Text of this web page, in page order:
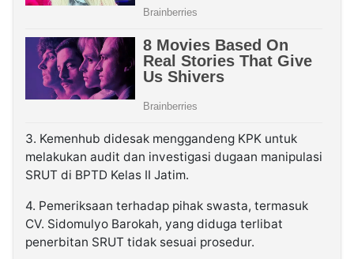
3. Kemenhub didesak menggandeng KPK untuk
melakukan audit dan investigasi dugaan manipulasi
SRUT di BPTD Kelas II Jatim.
4. Pemeriksaan terhadap pihak swasta, termasuk
CV. Sidomulyo Barokah, yang diduga terlibat
penerbitan SRUT tidak sesuai prosedur.